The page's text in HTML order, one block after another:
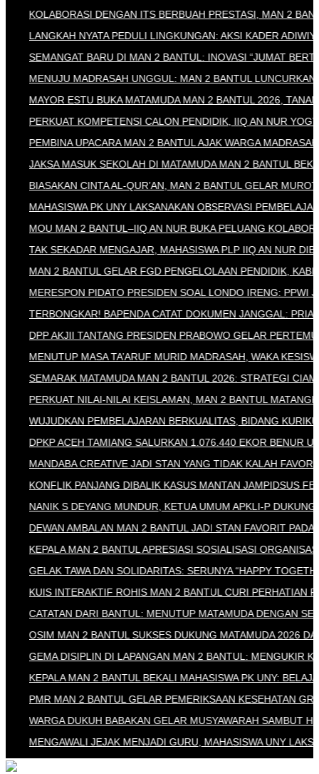
KOLABORASI DENGAN ITS BERBUAH PRESTASI, MAN 2
LANGKAH NYATA PEDULI LINGKUNGAN: AKSI KADER
SEMANGAT BARU DI MAN 2 BANTUL: INOVASI “JUMAT
MENUJU MADRASAH UNGGUL: MAN 2 BANTUL LUNCURKAN
MAYOR ESTU BUKA MATAMUDA MAN 2 BANTUL 2026,
PERKUAT KOMPETENSI CALON PENDIDIK, IIQ AN NUR
PEMBINA UPACARA MAN 2 BANTUL AJAK WARGA MADRASAH
JAKSA MASUK SEKOLAH DI MATAMUDA MAN 2 BANTUL BEKALI
BIASAKAN CINTA AL-QUR’AN, MAN 2 BANTUL GELAR MUROTTAL
MAHASISWA PK UNY LAKSANAKAN OBSERVASI PEMBELAJARAN
MOU MAN 2 BANTUL–IIQ AN NUR BUKA PELUANG KOLABORASI
TAK SEKADAR MENGAJAR, MAHASISWA PLP IIQ AN NUR
MAN 2 BANTUL GELAR FGD PENGELOLAAN PENDIDIK, KABID
MERESPON PIDATO PRESIDEN SOAL LONDO IRENG: PPWI
​TERBONGKAR! BAPENDA CATAT DOKUMEN JANGGAL: PRIA
DPP AKJII TANTANG PRESIDEN PRABOWO GELAR
MENUTUP MASA TA’ARUF MURID MADRASAH, WAKA
SEMARAK MATAMUDA MAN 2 BANTUL 2026: STRATEGI CIAMIK
PERKUAT NILAI-NILAI KEISLAMAN, MAN 2 BANTUL
WUJUDKAN PEMBELAJARAN BERKUALITAS, BIDANG
DPKP ACEH TAMIANG SALURKAN 1.076.440 EKOR BENUR
MANDABA CREATIVE JADI STAN YANG TIDAK KALAH FAVORIT,
KONFLIK PANJANG DIBALIK KASUS MANTAN JAMPIDSUS
NANIK S DEYANG MUNDUR, KETUA UMUM APKLI-P DUKUNG
DEWAN AMBALAN MAN 2 BANTUL JADI STAN FAVORIT PADA
KEPALA MAN 2 BANTUL APRESIASI SOSIALISASI ORGANISASI
GELAK TAWA DAN SOLIDARITAS: SERUNYA “HAPPY
KUIS INTERAKTIF ROHIS MAN 2 BANTUL CURI PERHATIAN
CATATAN DARI BANTUL: MENUTUP MATAMUDA DENGAN
OSIM MAN 2 BANTUL SUKSES DUKUNG MATAMUDA 2026 DAN
GEMA DISIPLIN DI LAPANGAN MAN 2 BANTUL: MENGUKIR
KEPALA MAN 2 BANTUL BEKALI MAHASISWA PK UNY:
PMR MAN 2 BANTUL GELAR PEMERIKSAAN KESEHATAN
WARGA DUKUH BABAKAN GELAR MUSYAWARAH SAMBUT HUT
MENGAWALI JEJAK MENJADI GURU, MAHASISWA UNY